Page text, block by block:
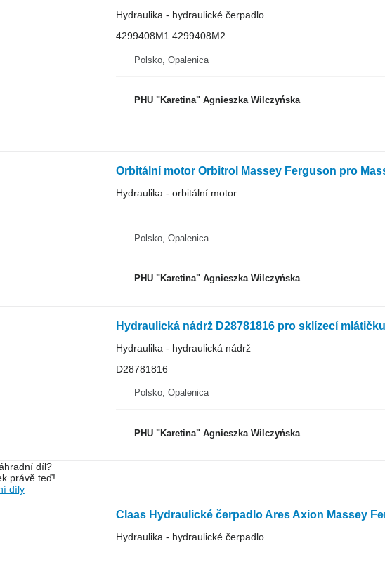
Hydraulika - hydraulické čerpadlo
4299408M1 4299408M2
Polsko, Opalenica
PHU "Karetina" Agnieszka Wilczyńska
Orbitální motor Orbitrol Massey Ferguson pro
Hydraulika - orbitální motor
Polsko, Opalenica
PHU "Karetina" Agnieszka Wilczyńska
Hydraulika - hydraulická nádrž
D28781816
Polsko, Opalenica
PHU "Karetina" Agnieszka Wilczyńska
díl?
právě teď!
díly
Hydraulika - hydraulické čerpadlo